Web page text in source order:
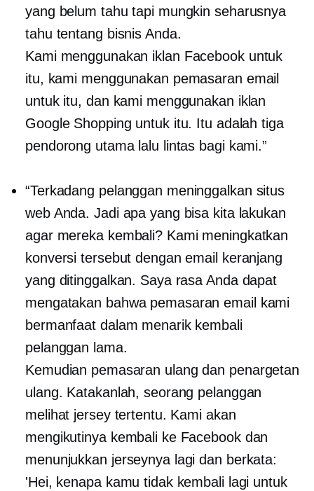
yang belum tahu tapi mungkin seharusnya
tahu tentang bisnis Anda.
Kami menggunakan iklan Facebook untuk
itu, kami menggunakan pemasaran email
untuk itu, dan kami menggunakan iklan
Google Shopping untuk itu. Itu adalah tiga
pendorong utama lalu lintas bagi kami.”
“Terkadang pelanggan meninggalkan situs
web Anda. Jadi apa yang bisa kita lakukan
agar mereka kembali? Kami meningkatkan
konversi tersebut dengan email keranjang
yang ditinggalkan. Saya rasa Anda dapat
mengatakan bahwa pemasaran email kami
bermanfaat dalam menarik kembali
pelanggan lama.
Kemudian pemasaran ulang dan penargetan
ulang. Katakanlah, seorang pelanggan
melihat jersey tertentu. Kami akan
mengikutinya kembali ke Facebook dan
menunjukkan jerseynya lagi dan berkata:
'Hei, kenapa kamu tidak kembali lagi untuk